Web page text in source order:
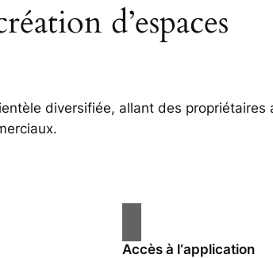
d’espaces
diversifiée, allant des propriétaires
Accès à l‘application